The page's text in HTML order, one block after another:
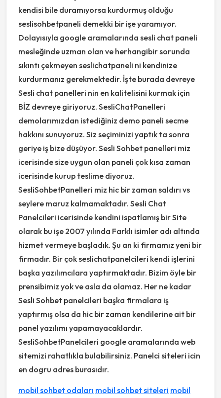
kendisi bile duramıyorsa kurdurmuş olduğu
seslisohbetpaneli demekki bir işe yaramıyor.
Dolayısıyla google aramalarında sesli chat paneli
mesleğinde uzman olan ve herhangibir sorunda
sıkıntı çekmeyen seslichatpaneli ni kendinize
kurdurmanız gerekmektedir. İşte burada devreye
Sesli chat panelleri nin en kalitelisini kurmak için
BİZ devreye giriyoruz. SesliChatPanelleri
demolarımızdan istediğiniz demo paneli secme
hakkını sunuyoruz. Siz seçiminizi yaptık ta sonra
geriye iş bize düşüyor. Sesli Sohbet panelleri miz
icerisinde size uygun olan paneli çok kısa zaman
icerisinde kurup teslime diyoruz.
SesliSohbetPanelleri miz hic bir zaman saldırı vs
seylere maruz kalmamaktadır. Sesli Chat
Panelcileri icerisinde kendini ispatlamış bir Site
olarak bu işe 2007 yılında Farklı isimler adı altında
hizmet vermeye başladık. Şu an ki firmamız yeni bir
firmadır. Bir çok seslichatpanelcileri kendi işlerini
başka yazılımcılara yaptırmaktadır. Bizim öyle bir
prensibimiz yok ve asla da olamaz. Her ne kadar
Sesli Sohbet panelcileri başka firmalara iş
yaptırmış olsa da hic bir zaman kendilerine ait bir
panel yazılımı yapamayacaklardır.
SesliSohbetPanelcileri google aramalarında web
sitemizi rahatlıkla bulabilirsiniz. Panelci siteleri icin
en dogru adres burasıdır.
mobil sohbet odaları mobil sohbet siteleri mobil